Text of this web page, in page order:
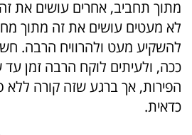
מתוך תחביב, אחרים עושים את
לא מעטים עושים את זה מתוך
להשקיע מעט ולהרוויח הרבה.
ככה, ולעיתים לוקח הרבה זמן
הפירות, אך ברגע שזה קורה
כדאית.